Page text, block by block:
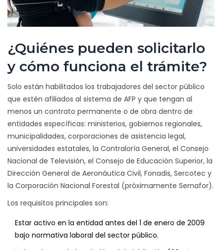
¿Quiénes pueden solicitarlo
y cómo funciona el trámite?
Solo están habilitados los trabajadores del sector público
que estén afiliados al sistema de AFP y que tengan al
menos un contrato permanente o de obra dentro de
entidades específicas: ministerios, gobiernos regionales,
municipalidades, corporaciones de asistencia legal,
universidades estatales, la Contraloría General, el Consejo
Nacional de Televisión, el Consejo de Educación Superior, la
Dirección General de Aeronáutica Civil, Fonadis, Sercotec y
la Corporación Nacional Forestal (próximamente Sernafor).
Los requisitos principales son:
Estar activo en la entidad antes del 1 de enero de 2009
bajo normativa laboral del sector público.